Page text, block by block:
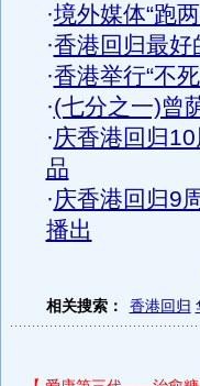
·境外媒体“跑
·香港回归最好
·香港举行“不
·(七分之一)曾
·庆香港回归
品
·庆香港回归9
播出
相关搜索： 香港回归